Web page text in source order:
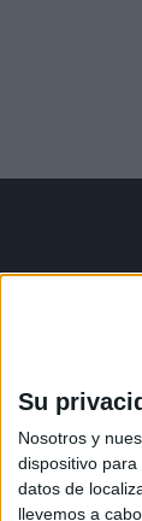
Su
Nosotros y
dispositivo
datos de
llevemos a